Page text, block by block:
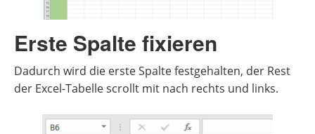
Erste Spalte fixieren
Dadurch wird die erste Spalte festgehalten, der Rest
der Excel-Tabelle scrollt mit nach rechts und links.